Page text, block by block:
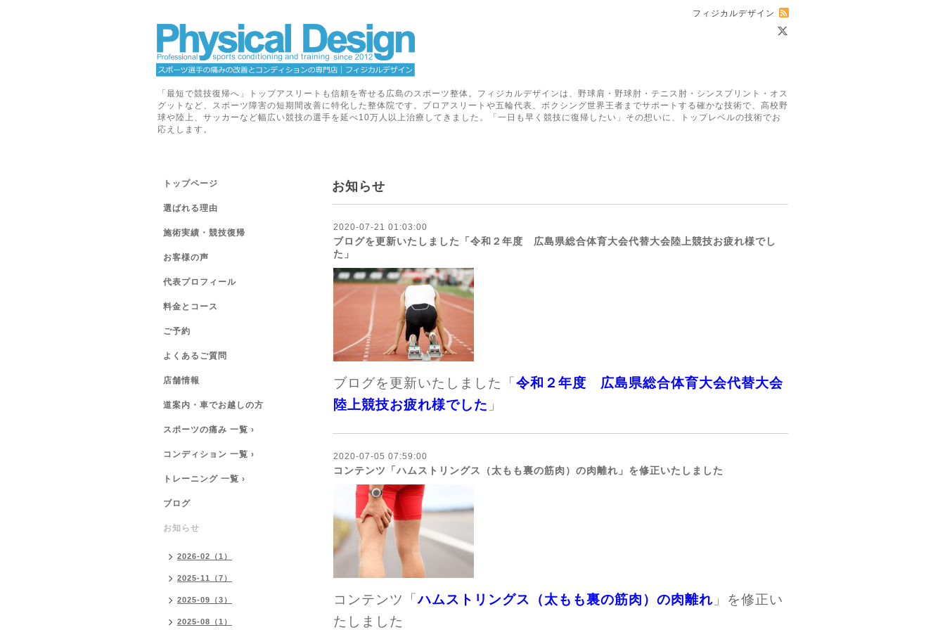
フィジカルデザイン
「最短で競技復帰へ」トップアスリートも信頼を寄せる広島のスポーツ整体。フィジカルデザインは、野球肩・野球肘・テニス肘・シンスプリント・オス
グットなど、スポーツ障害の短期間改善に特化した整体院です。プロアスリートや五輪代表、ボクシング世界王者までサポートする確かな技術で、高校野
球や陸上、サッカーなど幅広い競技の選手を延べ10万人以上治療してきました。「一日も早く競技に復帰したい」その想いに、トップレベルの技術でお
応えします。
お知らせ
2020-07-21 01:03:00
ブログを更新いたしました「令和２年度 広島県総合体育大会代替大会陸上競技お疲れ様でし
た」
ブログを更新いたしました「 令和２年度 広島県総合体育大会代替大会
陸上競技お疲れ様でした 」
2020-07-05 07:59:00
コンテンツ「ハムストリングス（太もも裏の筋肉）の肉離れ」を修正いたしました
コンテンツ「ハムストリングス（太もも裏の筋肉）の肉離れ 」を修正い
たしました
トップページ
選ばれる理由
施術実績・競技復帰
お客様の声
代表プロフィール
料金とコース
ご予約
よくあるご質問
店舗情報
道案内・車でお越しの方
スポーツの痛み 一覧 ›
コンディション 一覧 ›
トレーニング 一覧 ›
ブログ
お知らせ
2026-02（1）
2025-11（7）
2025-09（3）
2025-08（1）